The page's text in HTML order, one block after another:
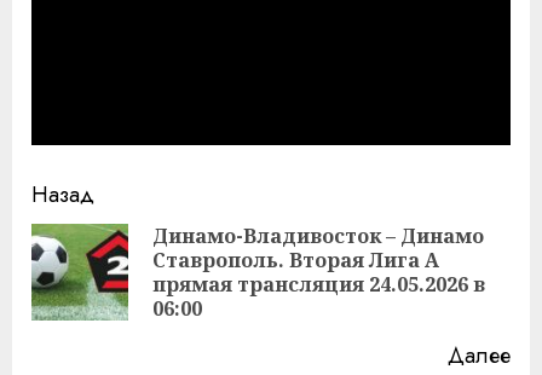
Продолжить
чтение
Назад
Динамо-Владивосток – Динамо
Ставрополь. Вторая Лига А
прямая трансляция 24.05.2026 в
06:00
Далее